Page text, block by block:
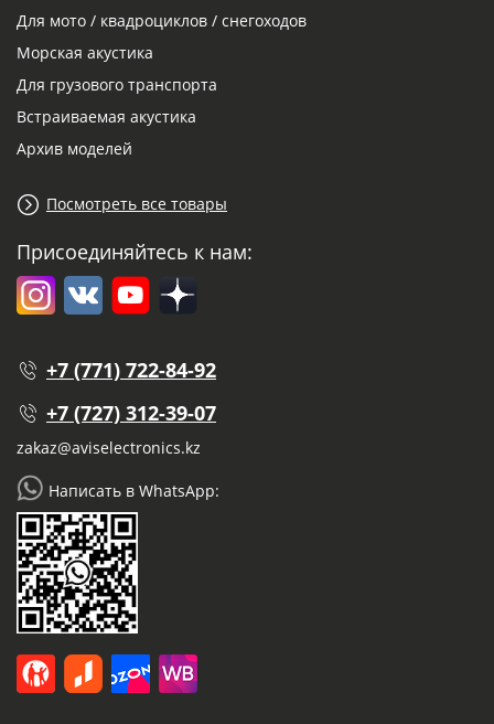
Для мото / квадроциклов / снегоходов
Морская акустика
Для грузового транспорта
Встраиваемая акустика
Архив моделей
Посмотреть все товары
Присоединяйтесь к нам:
+7 (771) 722-84-92
+7 (727) 312-39-07
zakaz@aviselectronics.kz
Написать в WhatsApp: